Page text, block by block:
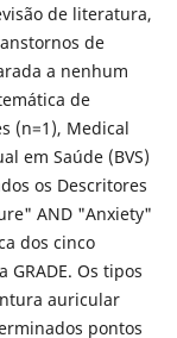
de literatura,
de
a nenhum
de
(n=1), Medical
em Saúde (BVS)
os Descritores
AND "Anxiety"
dos cinco
Os tipos
auricular
pontos